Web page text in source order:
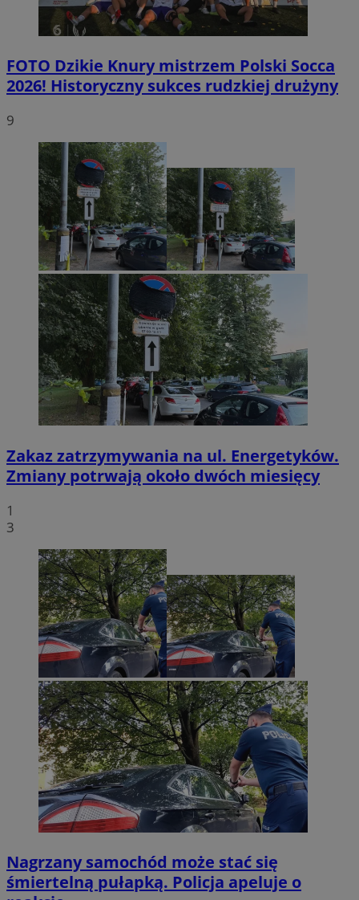
FOTO Dzikie Knury mistrzem Polski Socca
2026! Historyczny sukces rudzkiej drużyny
9
Zakaz zatrzymywania na ul. Energetyków.
Zmiany potrwają około dwóch miesięcy
1
3
Nagrzany samochód może stać się
śmiertelną pułapką. Policja apeluje o